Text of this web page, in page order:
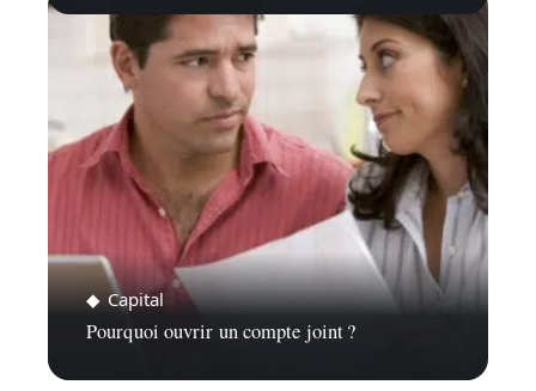
Capital
Pourquoi ouvrir un compte joint ?